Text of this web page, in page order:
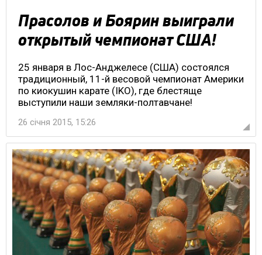
Прасолов и Боярин выиграли
открытый чемпионат США!
25 января в Лос-Анджелесе (США) состоялся
традиционный, 11-й весовой чемпионат Америки
по киокушин карате (IKO), где блестяще
выступили наши земляки-полтавчане!
26 січня 2015, 15:26